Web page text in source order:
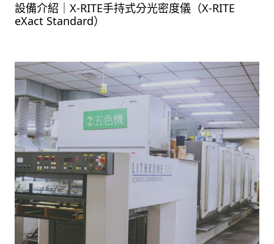
設備介紹｜X-RITE手持式分光密度儀（X-RITE
eXact Standard）